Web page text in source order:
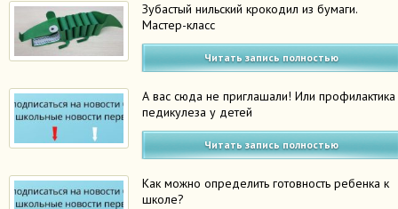
Зубастый нильский крокодил из бумаги.
Мастер-класс
Читать запись полностью
А вас сюда не приглашали! Или профилактика
педикулеза у детей
Читать запись полностью
Как можно определить готовность ребенка к
школе?